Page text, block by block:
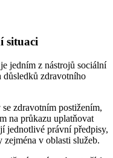
situaci
jedním z nástrojů sociální
zdravotního
zdravotním postižením,
na průkazu uplatňovat
jednotlivé právní předpisy,
v oblasti služeb.